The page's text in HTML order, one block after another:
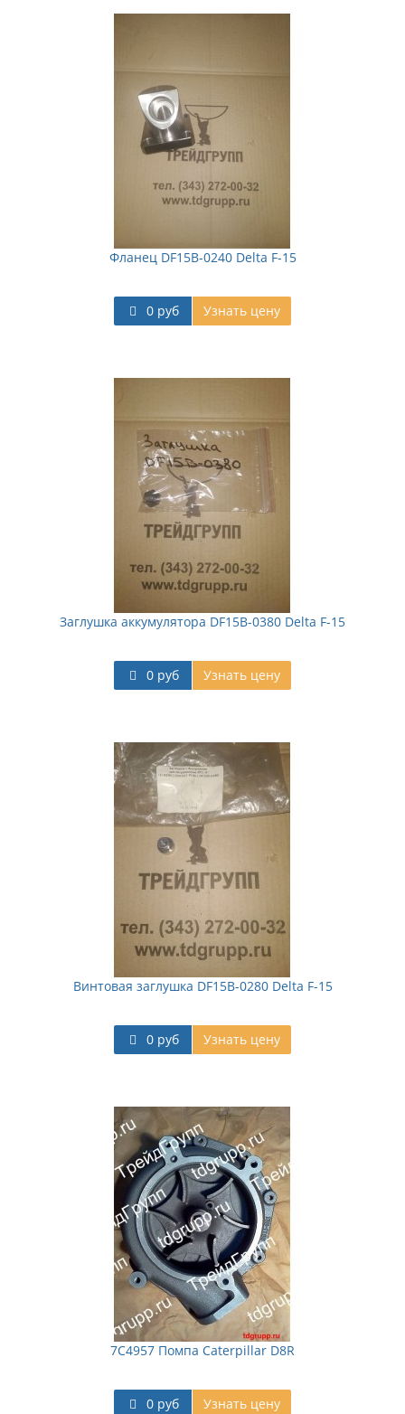
Фланец DF15B-0240 Delta F-15
0 руб Узнать цену
Заглушка аккумулятора DF15B-0380 Delta F-15
0 руб Узнать цену
Винтовая заглушка DF15B-0280 Delta F-15
0 руб Узнать цену
7C4957 Помпа Caterpillar D8R
0 руб Узнать цену